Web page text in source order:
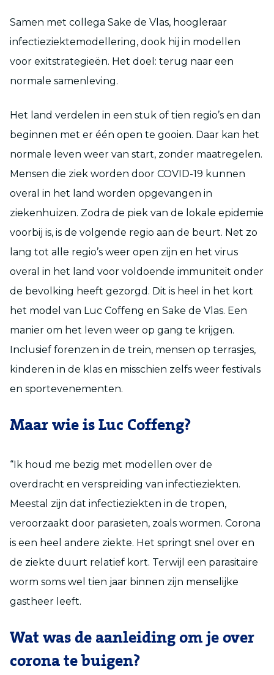
Samen met collega Sake de Vlas, hoogleraar
infectieziektemodellering, dook hij in modellen
voor exitstrategieën. Het doel: terug naar een
normale samenleving.
Het land verdelen in een stuk of tien regio’s en dan
beginnen met er één open te gooien. Daar kan het
normale leven weer van start, zonder maatregelen.
Mensen die ziek worden door COVID-19 kunnen
overal in het land worden opgevangen in
ziekenhuizen. Zodra de piek van de lokale epidemie
voorbij is, is de volgende regio aan de beurt. Net zo
lang tot alle regio’s weer open zijn en het virus
overal in het land voor voldoende immuniteit onder
de bevolking heeft gezorgd. Dit is heel in het kort
het model van Luc Coffeng en Sake de Vlas. Een
manier om het leven weer op gang te krijgen.
Inclusief forenzen in de trein, mensen op terrasjes,
kinderen in de klas en misschien zelfs weer festivals
en sportevenementen.
Maar wie is Luc Coffeng?
“Ik houd me bezig met modellen over de
overdracht en verspreiding van infectieziekten.
Meestal zijn dat infectieziekten in de tropen,
veroorzaakt door parasieten, zoals wormen. Corona
is een heel andere ziekte. Het springt snel over en
de ziekte duurt relatief kort. Terwijl een parasitaire
worm soms wel tien jaar binnen zijn menselijke
gastheer leeft.
Wat was de aanleiding om je over
corona te buigen?